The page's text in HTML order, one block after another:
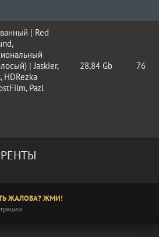
| Red
| Jaskier,
HDRezka
Pazl
28,84 Gb 76
ЖАЛОБА? ЖМИ!